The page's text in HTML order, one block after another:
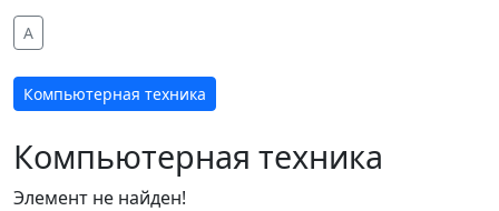
A
Компьютерная техника
Компьютерная техника
Элемент не найден!